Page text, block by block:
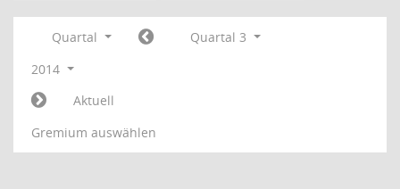
Quartal
Quartal 3
2014
Aktuell
Gremium auswählen